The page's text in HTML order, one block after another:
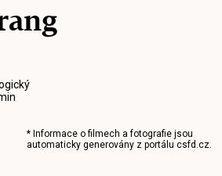
* Informace o filmech a fotografie jsou
automaticky generovány z portálu csfd.cz.